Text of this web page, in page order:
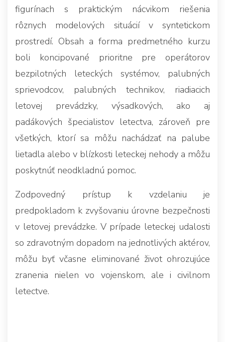
figurínach s praktickým nácvikom riešenia
rôznych modelových situácií v syntetickom
prostredí. Obsah a forma predmetného kurzu
boli koncipované prioritne pre operátorov
bezpilotných leteckých systémov, palubných
sprievodcov, palubných technikov, riadiacich
letovej prevádzky, výsadkových, ako aj
padákových špecialistov letectva, zároveň pre
všetkých, ktorí sa môžu nachádzať na palube
lietadla alebo v blízkosti leteckej nehody a môžu
poskytnúť neodkladnú pomoc.
Zodpovedný prístup k vzdelaniu je
predpokladom k zvyšovaniu úrovne bezpečnosti
v letovej prevádzke. V prípade leteckej udalosti
so zdravotným dopadom na jednotlivých aktérov,
môžu byť včasne eliminované život ohrozujúce
zranenia nielen vo vojenskom, ale i civilnom
letectve.